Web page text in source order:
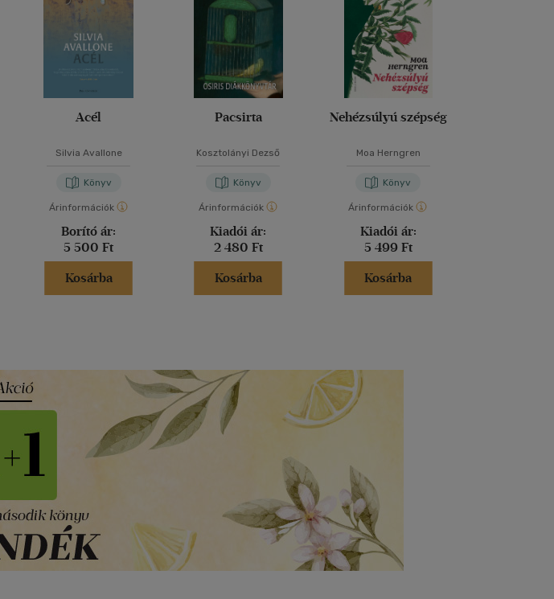
Acél
Silvia Avallone
Könyv
Árinformációk
Borító ár:
5 500 Ft
Kosárba
Pacsirta
Kosztolányi Dezső
Könyv
Árinformációk
Kiadói ár:
2 480 Ft
Kosárba
Nehézsúlyú szépség
Moa Herngren
Könyv
Árinformációk
Kiadói ár:
5 499 Ft
Kosárba